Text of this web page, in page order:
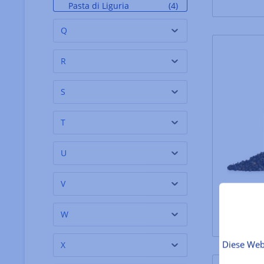
(4)
Pasta di Liguria
(2)
(1)
(1)
(2)
Q
R
S
T
U
V
W
X
Diese